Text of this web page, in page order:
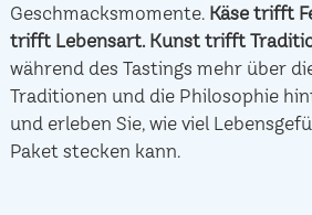
Geschmacksmomente. Käse trifft
trifft Lebensart. Kunst trifft
während des Tastings mehr über
Traditionen und die Philosophie
und erleben Sie, wie viel
Paket stecken kann.